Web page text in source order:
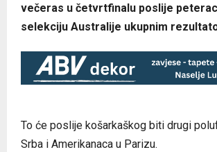
večeras u četvrtfinalu poslije
selekciju Australije ukupnim
To će poslije košarkaškog biti drugi
Srba i Amerikanaca u Parizu.